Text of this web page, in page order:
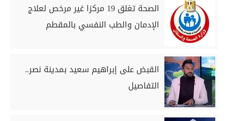
الصحة تغلق 19 مركزا غير مرخص لعلاج
الإدمان والطب النفسي بالمقطم
القبض على إبراهيم سعيد بمدينة نصر..
التفاصيل